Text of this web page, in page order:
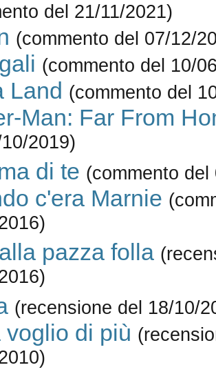
del 21/11/2021)
(commento del 07/12/
(commento del 10/
Land (commento del
Man: Far From
2019)
di te (commento del
c'era Marnie
pazza folla
(recensione del 18/10/
voglio di più